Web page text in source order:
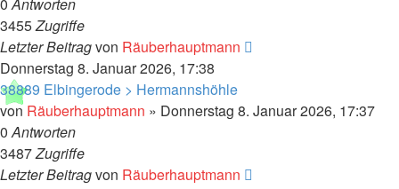
3455Zugriffe
Letzter Beitragvon Räuberhauptmann
Donnerstag 8. Januar 2026, 17:38
38889 Elbingerode > Hermannshöhle
von Räuberhauptmann » Donnerstag 8. Januar 2026, 17:37
0Antworten
3487Zugriffe
Letzter Beitragvon Räuberhauptmann